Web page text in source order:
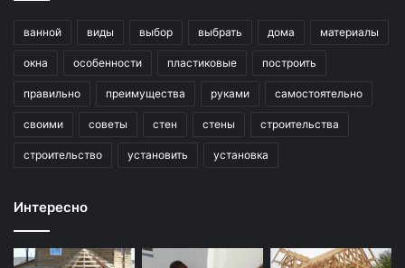
ванной виды выбор выбрать дома материалы
окна особенности пластиковые построить
правильно преимущества руками самостоятельно
своими советы стен стены строительства
строительство установить установка
Интересно